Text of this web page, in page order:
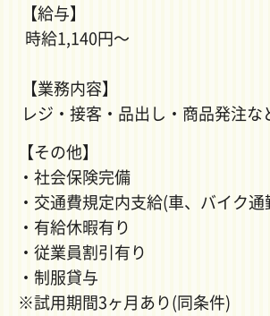
【給与】
時給1,140円〜
【業務内容】
レジ・接客・品出し・商品発注な
【その他】
・社会保険完備
・交通費規定内支給(車、バイク通
・有給休暇有り
・従業員割引有り
・制服貸与
※試用期間3ヶ月あり(同条件)